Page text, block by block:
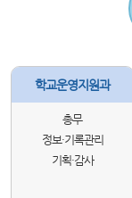
학교운영지원과
총무
정보·기록관리
기획·감사